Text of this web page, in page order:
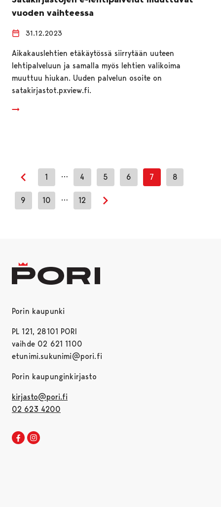
vuoden vaihteessa
31.12.2023
Aikakauslehtien etäkäytössä siirrytään uuteen
lehtipalveluun ja samalla myös lehtien valikoima
muuttuu hiukan. Uuden palvelun osoite on
satakirjastot.pxview.fi.
Previous page
1 … 4 5 6 7 8
9 10 … 12
Next page
Porin kaupunki
PL 121, 28101 PORI
vaihde 02 621 1100
etunimi.sukunimi@pori.fi
Porin kaupunginkirjasto
kirjasto@pori.fi
02 623 4200
Porin kirjaston Facebook
Avautuu uudessa välilehdessä